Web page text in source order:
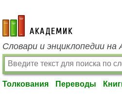
academic.ru
Словари и энциклопедии на
Толкования Переводы